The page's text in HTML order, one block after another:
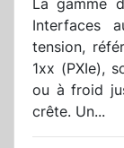
La gamme
Interfaces
tension,
1xx (PXIe),
ou à froid
crête. Un...